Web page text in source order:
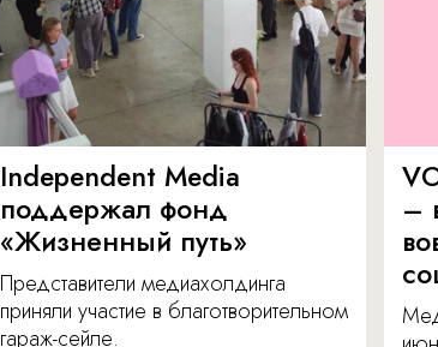
Independent Media
поддержал фонд
«Жизненный путь»
Представители медиахолдинга
приняли участие в благотворительном
гараж-сейле.
–